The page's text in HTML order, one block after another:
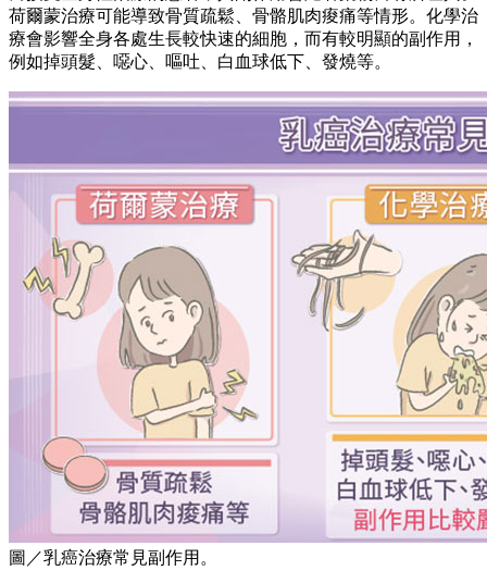
荷爾蒙治療可能導致骨質疏鬆、骨骼肌肉痠痛等情形。化學治
療會影響全身各處生長較快速的細胞，而有較明顯的副作用，
例如掉頭髮、噁心、嘔吐、白血球低下、發燒等。
圖／乳癌治療常見副作用。